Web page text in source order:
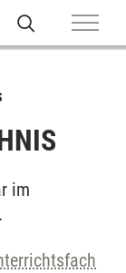
im